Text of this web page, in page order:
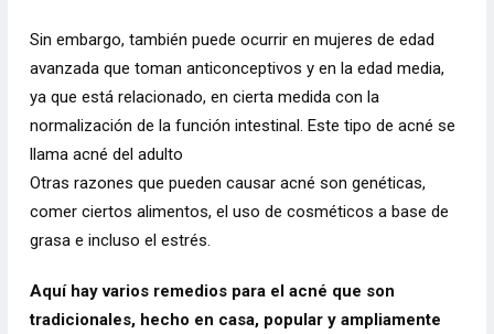
Sin embargo, también puede ocurrir en mujeres de edad
avanzada que toman anticonceptivos y en la edad media,
ya que está relacionado, en cierta medida con la
normalización de la función intestinal. Este tipo de acné se
llama acné del adulto
Otras razones que pueden causar acné son genéticas,
comer ciertos alimentos, el uso de cosméticos a base de
grasa e incluso el estrés.
Aquí hay varios remedios para el acné que son
tradicionales, hecho en casa, popular y ampliamente